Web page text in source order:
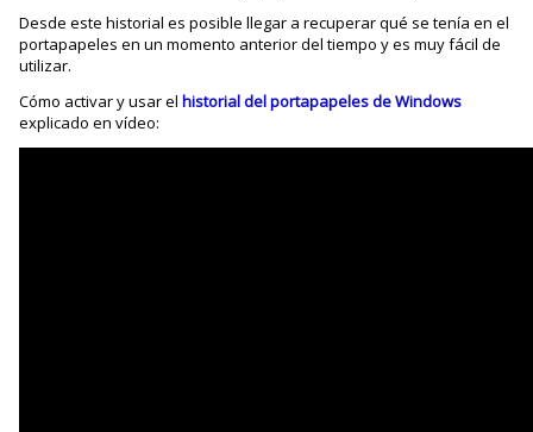
Desde este historial es posible llegar a recuperar qué se tenía en el
portapapeles en un momento anterior del tiempo y es muy fácil de
utilizar.
Cómo activar y usar el historial del portapapeles de Windows
explicado en vídeo: